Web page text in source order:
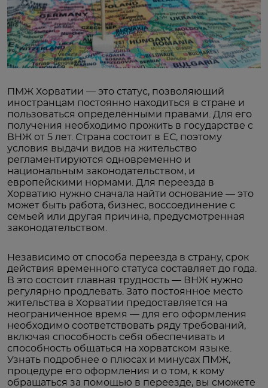
ПМЖ Хорватии — это статус, позволяющий
иностранцам постоянно находиться в стране и
пользоваться определёнными правами. Для его
получения необходимо прожить в государстве с
ВНЖ от 5 лет. Страна состоит в ЕС, поэтому
условия выдачи видов на жительство
регламентируются одновременно и
национальным законодательством, и
европейскими нормами. Для переезда в
Хорватию нужно сначала найти основание — это
может быть работа, бизнес, воссоединение с
семьей или другая причина, предусмотренная
законодательством.
Независимо от способа переезда в страну, срок
действия временного статуса составляет до года.
В это состоит главная трудность — ВНЖ нужно
регулярно продлевать. Зато постоянное место
жительства в Хорватии предоставляется на
неограниченное время — для его оформления
необходимо соответствовать ряду требований,
включая способность себя обеспечивать и
способность общаться на хорватском языке.
Узнать подробнее о плюсах и минусах ПМЖ,
процедуре его оформления и о том, к кому
обращаться за помощью в переезде, вы сможете